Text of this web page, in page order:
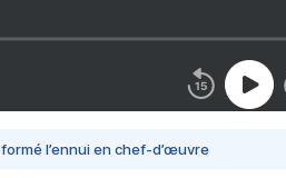
l’ennui en chef-d’œuvre